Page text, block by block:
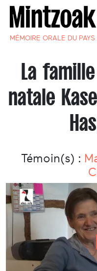
MÉMOIRE ORALE DU
La
natale
Témoin(s) :